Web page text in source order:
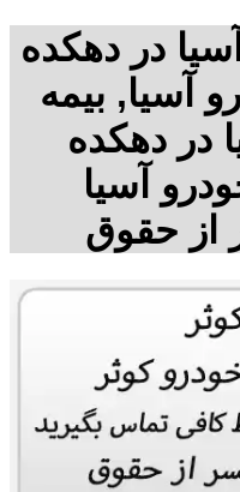
در دهکده
آسیا, بیمه
در دهکده
آسیا
از حقوق